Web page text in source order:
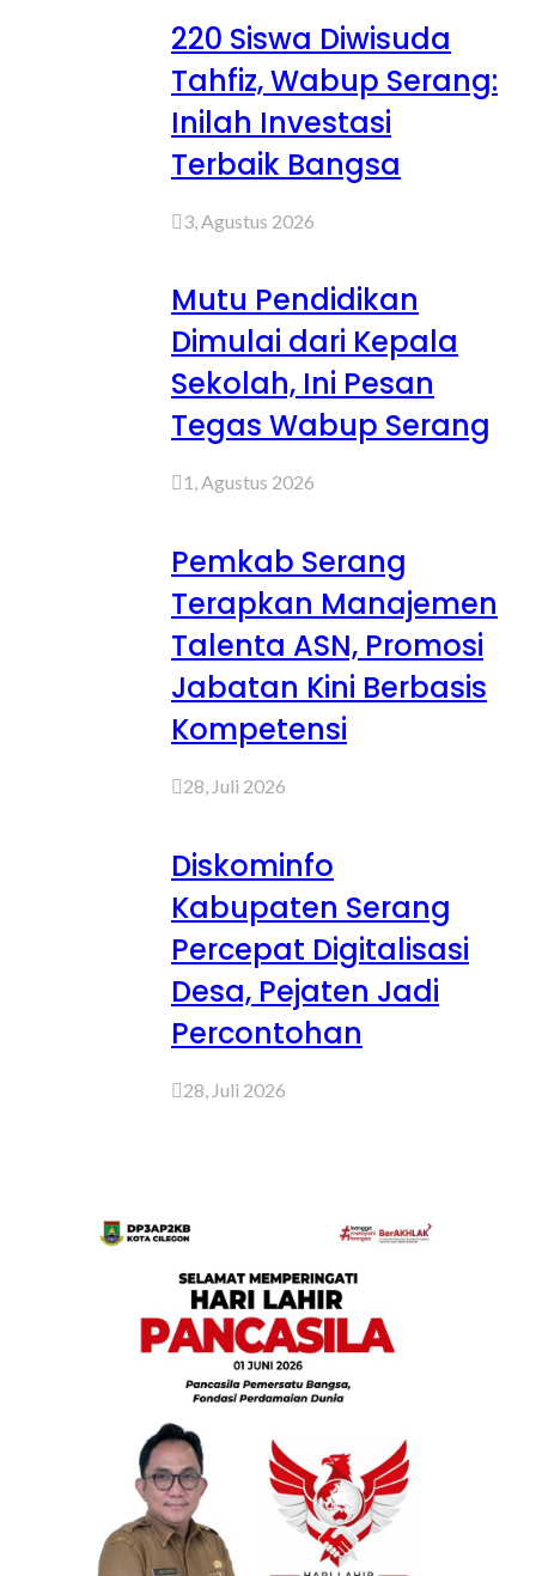
220 Siswa Diwisuda
Tahfiz, Wabup Serang:
Inilah Investasi
Terbaik Bangsa
3, Agustus 2026
Mutu Pendidikan
Dimulai dari Kepala
Sekolah, Ini Pesan
Tegas Wabup Serang
1, Agustus 2026
Pemkab Serang
Terapkan Manajemen
Talenta ASN, Promosi
Jabatan Kini Berbasis
Kompetensi
28, Juli 2026
Diskominfo
Kabupaten Serang
Percepat Digitalisasi
Desa, Pejaten Jadi
Percontohan
28, Juli 2026